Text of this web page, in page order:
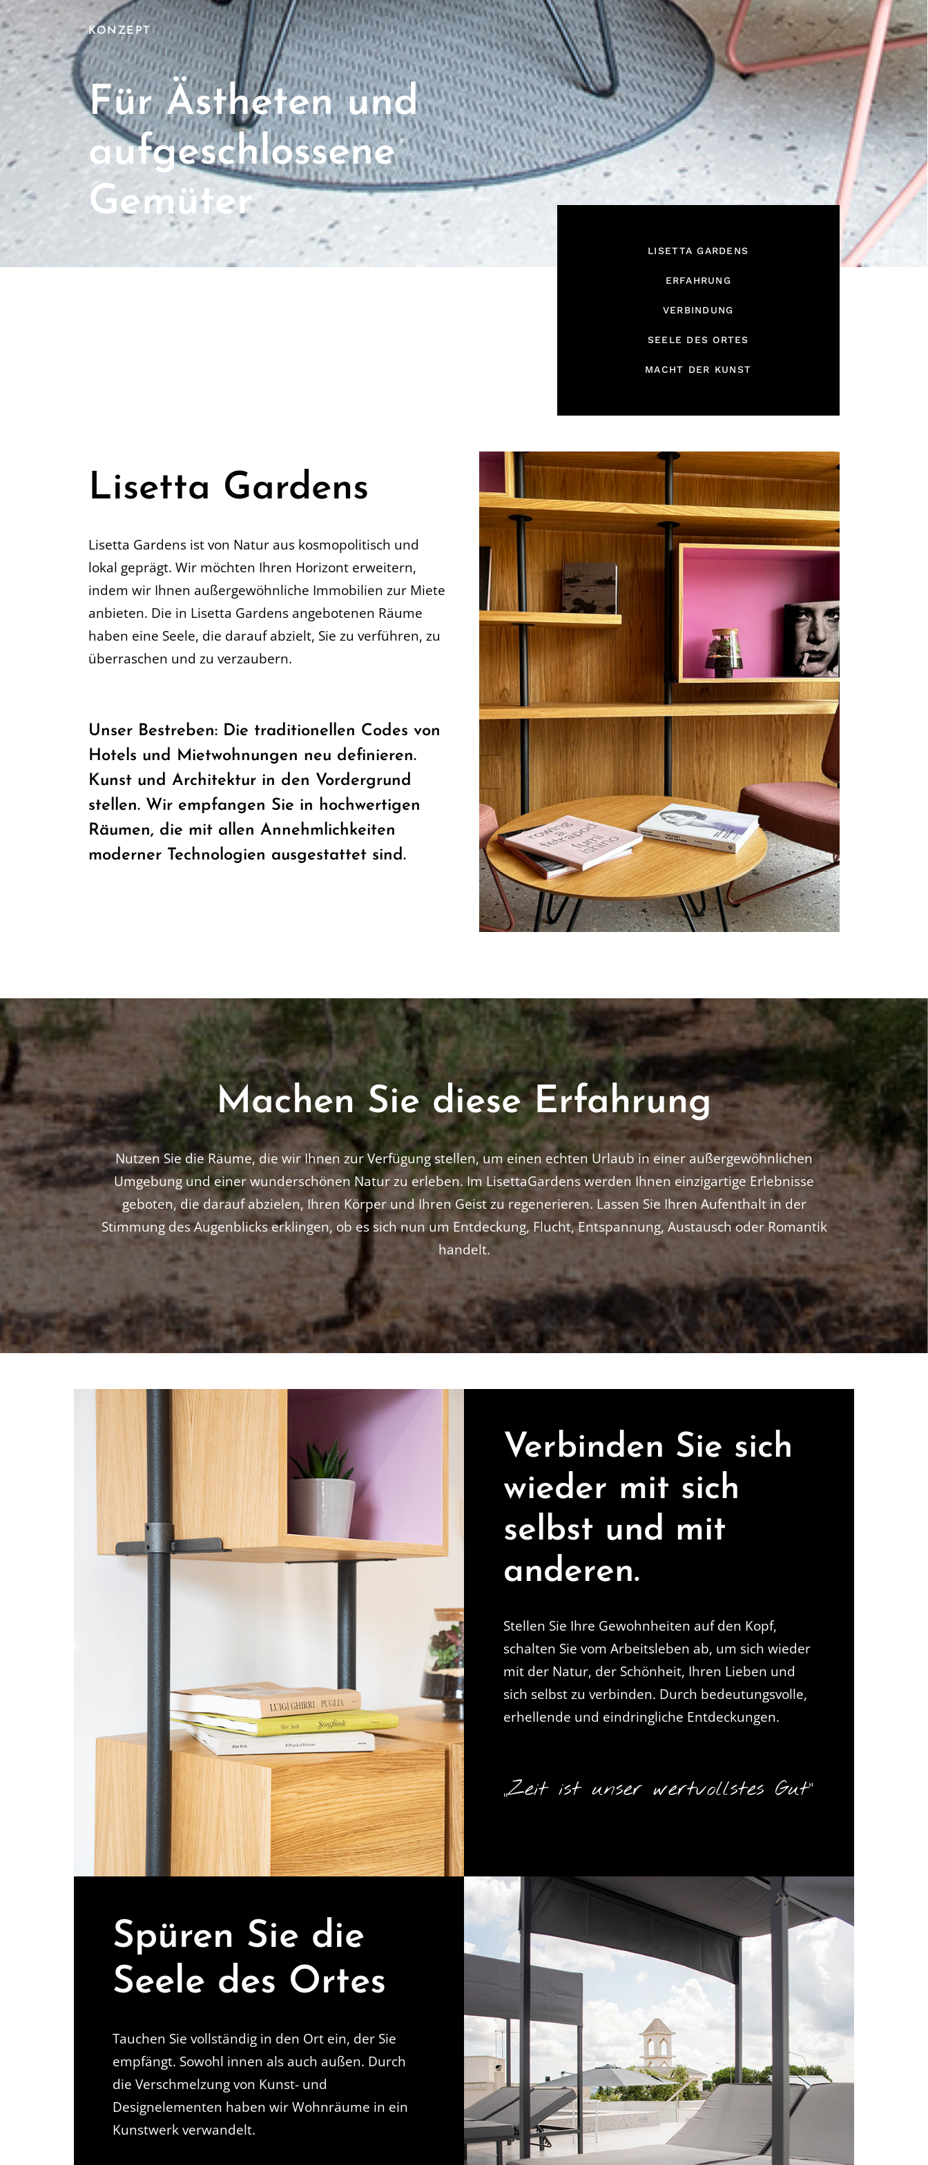
KONZEPT
Für Ästheten und
aufgeschlossene
Gemüter
LISETTA GARDENS
ERFAHRUNG
VERBINDUNG
SEELE DES ORTES
MACHT DER KUNST
Lisetta Gardens
Lisetta Gardens ist von Natur aus kosmopolitisch und
lokal geprägt. Wir möchten Ihren Horizont erweitern,
indem wir Ihnen außergewöhnliche Immobilien zur Miete
anbieten. Die in Lisetta Gardens angebotenen Räume
haben eine Seele, die darauf abzielt, Sie zu verführen, zu
überraschen und zu verzaubern.
Unser Bestreben: Die traditionellen Codes von
Hotels und Mietwohnungen neu definieren.
Kunst und Architektur in den Vordergrund
stellen. Wir empfangen Sie in hochwertigen
Räumen, die mit allen Annehmlichkeiten
moderner Technologien ausgestattet sind.
Machen Sie diese Erfahrung
Nutzen Sie die Räume, die wir Ihnen zur Verfügung stellen, um einen echten Urlaub in einer außergewöhnlichen
Umgebung und einer wunderschönen Natur zu erleben. Im LisettaGardens werden Ihnen einzigartige Erlebnisse
geboten, die darauf abzielen, Ihren Körper und Ihren Geist zu regenerieren. Lassen Sie Ihren Aufenthalt in der
Stimmung des Augenblicks erklingen, ob es sich nun um Entdeckung, Flucht, Entspannung, Austausch oder Romantik
handelt.
Verbinden Sie sich
wieder mit sich
selbst und mit
anderen.
Stellen Sie Ihre Gewohnheiten auf den Kopf,
schalten Sie vom Arbeitsleben ab, um sich wieder
mit der Natur, der Schönheit, Ihren Lieben und
sich selbst zu verbinden. Durch bedeutungsvolle,
erhellende und eindringliche Entdeckungen.
„Zeit ist unser wertvollstes Gut“
Spüren Sie die
Seele des Ortes
Tauchen Sie vollständig in den Ort ein, der Sie
empfängt. Sowohl innen als auch außen. Durch
die Verschmelzung von Kunst- und
Designelementen haben wir Wohnräume in ein
Kunstwerk verwandelt.